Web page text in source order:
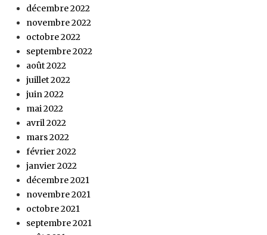
décembre 2022
novembre 2022
octobre 2022
septembre 2022
août 2022
juillet 2022
juin 2022
mai 2022
avril 2022
mars 2022
février 2022
janvier 2022
décembre 2021
novembre 2021
octobre 2021
septembre 2021